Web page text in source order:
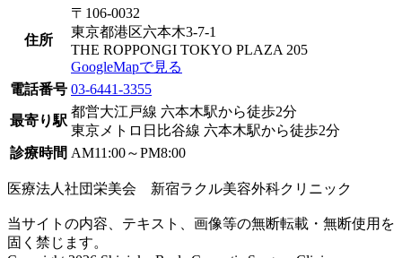
住所
〒106-0032
東京都港区六本木3-7-1
THE ROPPONGI TOKYO PLAZA 205
GoogleMapで見る
電話番号 03-6441-3355
最寄り駅
都営大江戸線 六本木駅から徒歩2分
東京メトロ日比谷線 六本木駅から徒歩2分
診療時間 AM11:00～PM8:00
医療法人社団栄美会 新宿ラクル美容外科クリニック
当サイトの内容、テキスト、画像等の無断転載・無断使用を
固く禁じます。